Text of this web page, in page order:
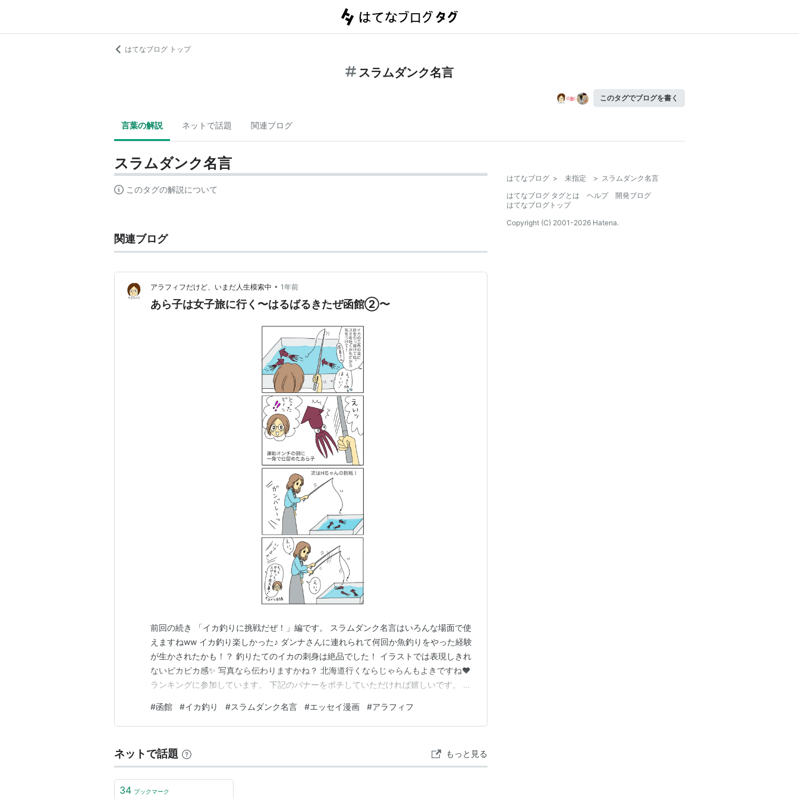
はてなブログ トップ
スラムダンク名言
このタグでブログを書く
言葉の解説 ネットで話題 関連ブログ
スラムダンク名言
このタグの解説について
関連ブログ
アラフィフだけど、いまだ人生模索中 • 1年前
あら子は女子旅に行く〜はるばるきたぜ函館②〜
前回の続き 「イカ釣りに挑戦だぜ！」編です。 スラムダンク名言はいろんな場面で使
えますねww イカ釣り楽しかった♪ ダンナさんに連れられて何回か魚釣りをやった経験
が生かされたかも！？ 釣りたてのイカの刺身は絶品でした！ イラストでは表現しきれ
ないピカピカ感✨ 写真なら伝わりますかね？ 北海道行くならじゃらんもよきですね❤️
ランキングに参加しています。 下記のバナーをポチしていただければ嬉しいです。 ラ
者歓迎・なんでもOK！日記・雑記10・20・30・40・50・60代 ランキング参加中漫
画ブログ
#函館 #イカ釣り #スラムダンク名言 #エッセイ漫画 #アラフィフ
ネットで話題 もっと見る
34 ブックマーク
はてなブログ > 未指定 > スラムダンク名言
はてなブログ タグとは
ヘルプ
開発ブログ
はてなブログトップ
Copyright (C) 2001-2026 Hatena.